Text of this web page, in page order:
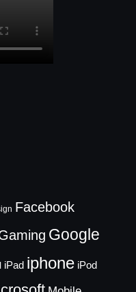
Facebook
Google
iPad iphone iPod